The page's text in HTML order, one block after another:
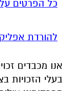
כל הפרטים
להורדת
אנו מכבדים
בעלי הזכויות